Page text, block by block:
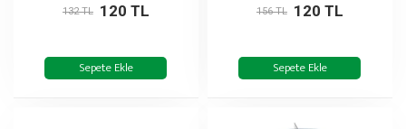
120 TL
132 TL
Sepete Ekle
120 TL
156 TL
Sepete Ekle